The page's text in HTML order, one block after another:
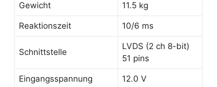
Gewicht 11.5 kg
Reaktionszeit 10/6 ms
Schnittstelle
LVDS (2 ch 8-bit)
51 pins
Eingangsspannung 12.0 V